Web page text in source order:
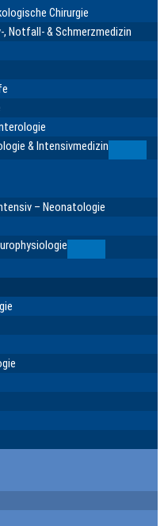
Chirurgie
Notfall- & Schmerzmedizin
& Intensivmedizin
– Neonatologie